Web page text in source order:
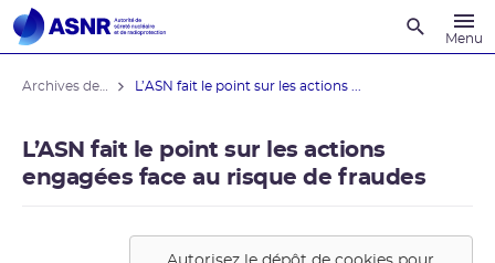
Menu
L’ASN fait le point sur les actions ...
L’ASN fait le point sur les actions
engagées face au risque de fraudes